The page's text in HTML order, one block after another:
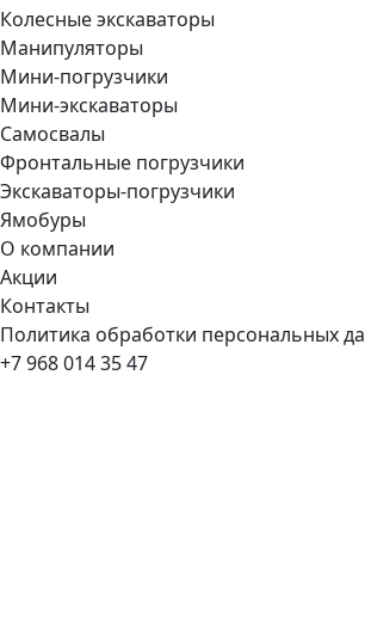
Колесные экскаваторы
Манипуляторы
Мини-погрузчики
Мини-экскаваторы
Самосвалы
Фронтальные погрузчики
Экскаваторы-погрузчики
Ямобуры
О компании
Акции
Контакты
Политика обработки персональных
+7 968 014 35 47